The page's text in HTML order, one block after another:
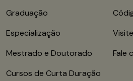
Graduação
Especialização
Mestrado e Doutorado
Cursos de Curta Duração
Fale